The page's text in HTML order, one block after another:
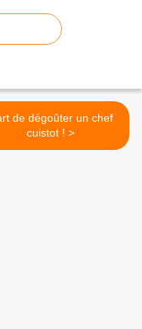
de dégoûter un chef
cuistot ! >